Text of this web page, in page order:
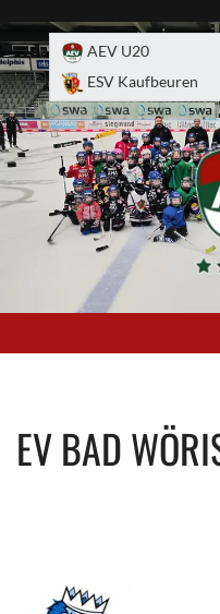
to
content
AEV U20
ESV Kaufbeuren
EV BAD